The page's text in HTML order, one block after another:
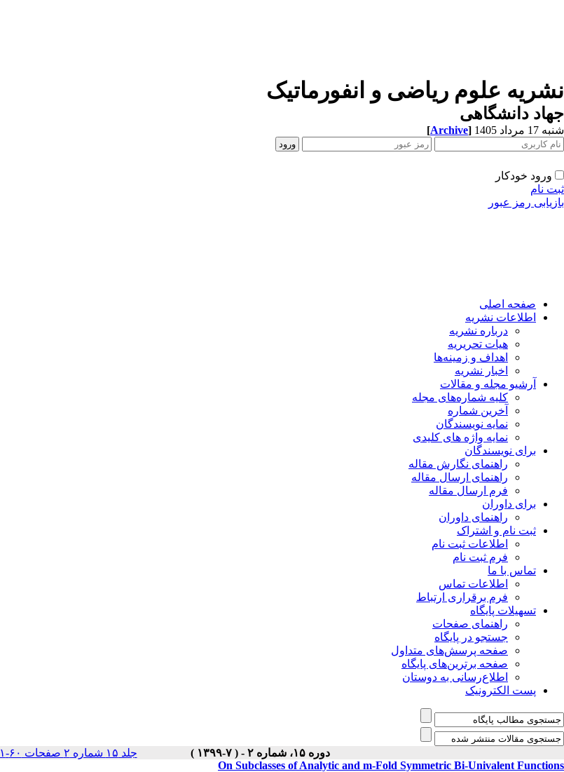
نشریه علوم ریاضی و انفورماتیک
جهاد دانشگاهی
شنبه 17 مرداد 1405 [Archive]
ورود خودکار
ثبت نام
بازیابی رمز عبور
صفحه اصلی
اطلاعات نشریه
درباره نشریه
هیات تحریریه
اهداف و زمینه‌ها
اخبار نشریه
آرشیو مجله و مقالات
کلیه شماره‌های مجله
آخرین شماره
نمایه نویسندگان
نمایه واژه های کلیدی
برای نویسندگان
راهنمای نگارش مقاله
راهنمای ارسال مقاله
فرم ارسال مقاله
برای داوران
راهنمای داوران
ثبت نام و اشتراک
اطلاعات ثبت نام
فرم ثبت نام
تماس با ما
اطلاعات تماس
فرم برقراری ارتباط
تسهیلات پایگاه
راهنمای صفحات
جستجو در پایگاه
صفحه پرسش‌های متداول
صفحه برترین‌های پایگاه
اطلاع‌رسانی به دوستان
پست الکترونیک
دوره ۱۵، شماره ۲ - ( ۷-۱۳۹۹ ) جلد ۱۵ شماره ۲ صفحات ۶۰-۵۱
On Subclasses of Analytic and m-Fold Symmetric Bi-Univalent Functions